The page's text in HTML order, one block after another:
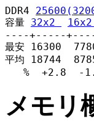
DDR4
容量 32x2 16x2
----+-----
最安 16300
平均 18744
%  +2.8  -
メモリ